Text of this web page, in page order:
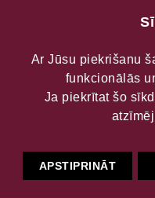
Audriņu
nama
Ar Jūsu piekrišanu
funkcionālās
Ja piekrītat šo
APSTIPRINĀT